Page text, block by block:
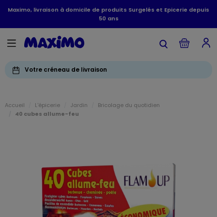
Maximo, livraison à domicile de produits Surgelés et Epicerie depuis
50 ans
Votre créneau de livraison
Accueil L'épicerie Jardin
Bricolage du quotidien
40 cubes allume-feu